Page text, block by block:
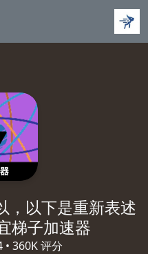
，以下是重新表述
梯子加速器
• 360K 评分